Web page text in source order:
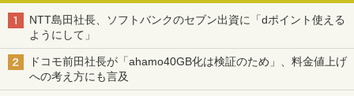
NTT島田社長、ソフトバンクのセブン出資に「dポイント使える
ようにして」
ドコモ前田社長が「ahamo40GB化は検証のため」、料金値上げ
への考え方にも言及